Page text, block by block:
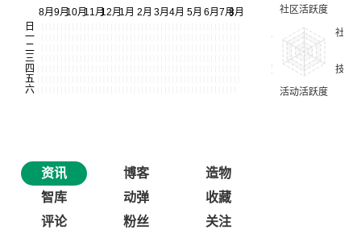
资讯 博客
造物
智库
动弹
收藏
评论
粉丝 关注